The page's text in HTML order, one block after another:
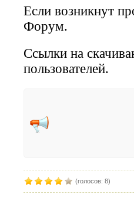
Если возникнут
Форум.
Ссылки на
пользователей.
(голосов: 8)